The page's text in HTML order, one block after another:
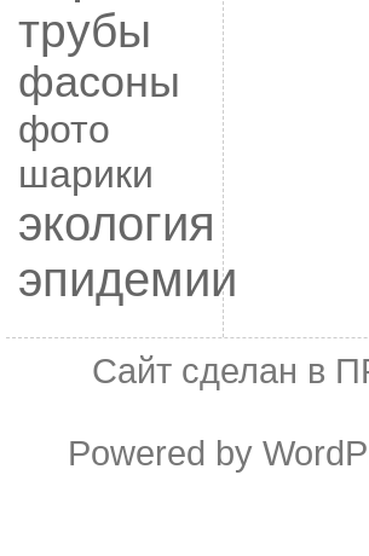
трубы
фасоны
фото
шарики
экология
эпидемии
Сайт сделан в
Powered by